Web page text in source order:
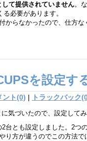
て提供されていません。
必要があります。
からなかったので、仕方な
を設定す
ント(0) | トラックバック
気づいたので、設定して
台とも設定しました。2つ
り方が違うのでこの方法で